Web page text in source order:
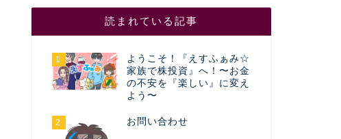
読まれている記事
1
ようこそ！『えすふぁみ☆
家族で株投資』へ！〜お金
の不安を『楽しい』に変え
よう〜
2 お問い合わせ